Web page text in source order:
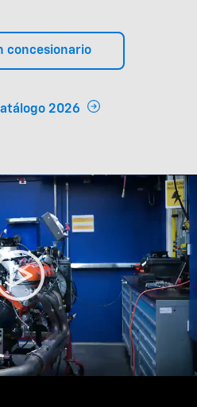
concesionario
2026